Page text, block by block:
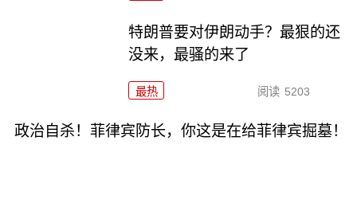
特朗普要对伊朗动手？最狠的还
没来，最骚的来了
最热 阅读 5203
政治自杀！菲律宾防长，你这是在给菲律宾掘墓！